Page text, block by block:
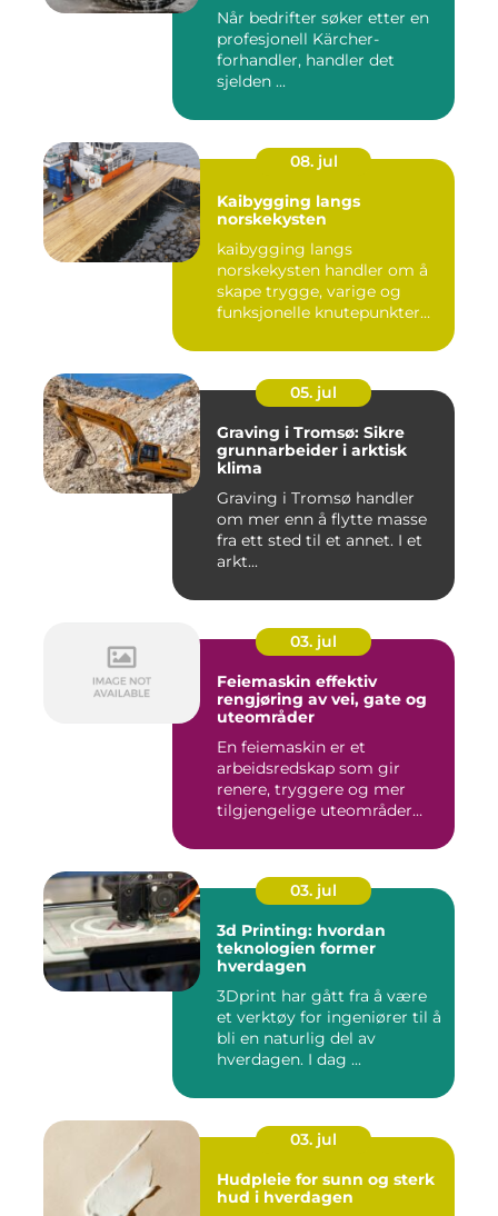
Når bedrifter søker etter en
profesjonell Kärcher-
forhandler, handler det
sjelden ...
08. jul
Kaibygging langs
norskekysten
kaibygging langs
norskekysten handler om å
skape trygge, varige og
funksjonelle knutepunkter
05. jul
Graving i Tromsø: Sikre
grunnarbeider i arktisk
klima
Graving i Tromsø handler
om mer enn å flytte masse
fra ett sted til et annet. I et
arkt...
03. jul
Feiemaskin effektiv
rengjøring av vei, gate og
uteområder
En feiemaskin er et
arbeidsredskap som gir
renere, tryggere og mer
tilgjengelige uteområder
03. jul
3d Printing: hvordan
teknologien former
hverdagen
3Dprint har gått fra å være
et verktøy for ingeniører til å
bli en naturlig del av
hverdagen. I dag ...
03. jul
Hudpleie for sunn og sterk
hud i hverdagen